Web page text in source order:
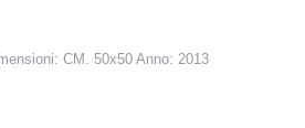
CM. 50x50 Anno: 2013